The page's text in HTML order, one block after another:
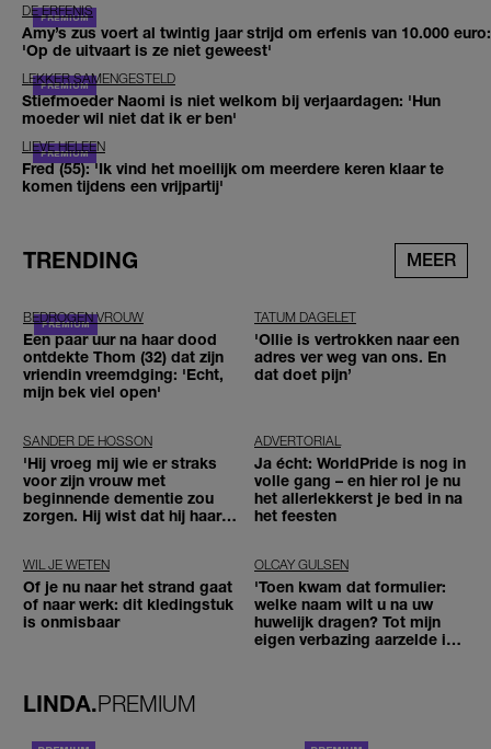
DE ERFENIS
Amy’s zus voert al twintig jaar strijd om erfenis van 10.000 euro:
'Op de uitvaart is ze niet geweest'
LEKKER SAMENGESTELD
Stiefmoeder Naomi is niet welkom bij verjaardagen: 'Hun
moeder wil niet dat ik er ben'
LIEVE HELEEN
Fred (55): 'Ik vind het moeilijk om meerdere keren klaar te
komen tijdens een vrijpartij'
TRENDING MEER
BEDROGEN VROUW
Een paar uur na haar dood
ontdekte Thom (32) dat zijn
vriendin vreemdging: 'Echt,
mijn bek viel open'
TATUM DAGELET
'Ollie is vertrokken naar een
adres ver weg van ons. En
dat doet pijn’
SANDER DE HOSSON
'Hij vroeg mij wie er straks
voor zijn vrouw met
beginnende dementie zou
zorgen. Hij wist dat hij haar
ADVERTORIAL
Ja écht: WorldPride is nog in
volle gang – en hier rol je nu
het allerlekkerst je bed in na
het feesten
WIL JE WETEN
Of je nu naar het strand gaat
of naar werk: dit kledingstuk
is onmisbaar
OLCAY GULSEN
'Toen kwam dat formulier:
welke naam wilt u na uw
huwelijk dragen? Tot mijn
eigen verbazing aarzelde ik
LINDA.PREMIUM